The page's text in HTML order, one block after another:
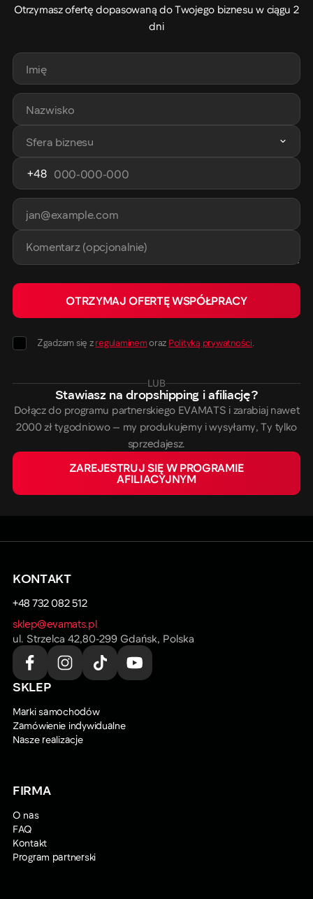
Otrzymasz ofertę dopasowaną do Twojego biznesu w ciągu 2
dni
Imię
Nazwisko
Sfera
biznesu
Telefon
+48
Email
Komentarz
(opcjonalnie)
OTRZYMAJ OFERTĘ WSPÓŁPRACY
Zgadzam się zregulaminemoraz Polityką prywatności
LUB
Stawiasz na dropshipping i afiliację?
Dołącz do programu partnerskiego EVAMATS i zarabiaj nawet
2000 zł tygodniowo — my produkujemy i wysyłamy, Ty tylko
sprzedajesz.
ZAREJESTRUJ SIĘ W PROGRAMIE
AFILIACYJNYM
SKLEP
Marki samochodów
Zamówienie indywidualne
Nasze realizacje
FIRMA
O nas
FAQ
Kontakt
Program partnerski
KONTAKT
+48 732 082 512
sklep@evamats.pl
ul. Strzelca 42,80-299 Gdańsk, Polska